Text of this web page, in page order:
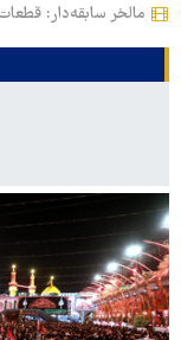
مالخر سابقه‌دار: